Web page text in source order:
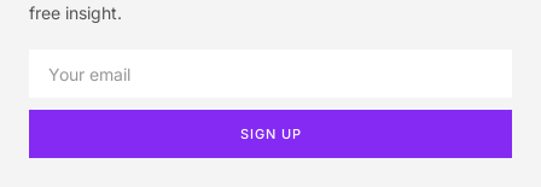
free insight.
SIGN UP